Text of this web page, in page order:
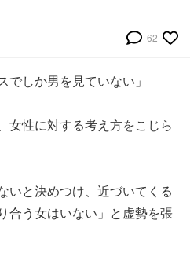
62
でしか男を見ていない」
女性に対する考え方をこじら
いと決めつけ、近づいてくる
合う女はいない」と虚勢を張